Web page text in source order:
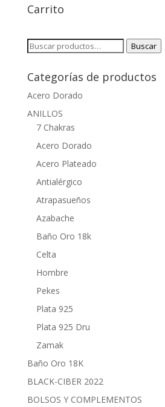
Carrito
Buscar
Buscar
Categorías de productos
Acero Dorado
ANILLOS
7 Chakras
Acero Dorado
Acero Plateado
Antialérgico
Atrapasueños
Azabache
Baño Oro 18k
Celta
Hombre
Pekes
Plata 925
Plata 925 Dru
Zamak
Baño Oro 18K
BLACK-CIBER 2022
BOLSOS Y COMPLEMENTOS